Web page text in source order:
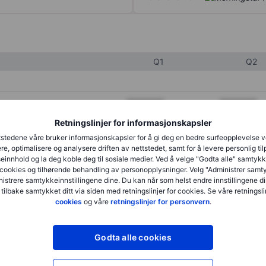
Retningslinjer for informasjonskapsler
våre bruker informasjonskapsler for å gi deg en bedre surfeopplevelse
optimalisere og analysere driften av nettstedet, samt for å levere personlig
og la deg koble deg til sosiale medier. Ved å velge "Godta alle"
og tilhørende behandling av personopplysninger. Velg "Administrer
samtykkeinnstillingene dine. Du kan når som helst endre innstillingene
samtykket ditt via siden med retningslinjer for cookies. Se våre
cookies og våre retningslinjer for personvern.
Godta alle cookies
Q1 Q2
XXXXXXX XXXXXXX
XXXXXXX
XXXXXXX XXXXXXX
XXXXXXX XXXXXXX
XXXXXXX
XXXXXXX